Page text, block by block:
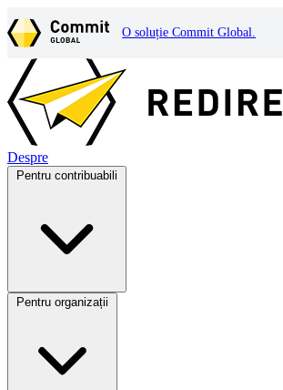
O soluție Commit Global.
Despre
Pentru contribuabili
Pentru organizații